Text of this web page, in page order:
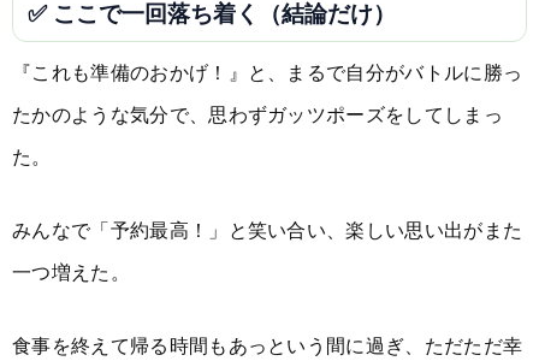
✅ ここで一回落ち着く（結論だけ）
『これも準備のおかげ！』と、まるで自分がバトルに勝っ
たかのような気分で、思わずガッツポーズをしてしまっ
た。
みんなで「予約最高！」と笑い合い、楽しい思い出がまた
一つ増えた。
食事を終えて帰る時間もあっという間に過ぎ、ただただ幸